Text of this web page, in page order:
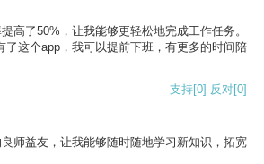
高了50%，让我能够更轻松地完成工作任务。
了这个app，我可以提前下班，有更多的时间陪
支持[0] 反对[0]
师益友，让我能够随时随地学习新知识，拓宽